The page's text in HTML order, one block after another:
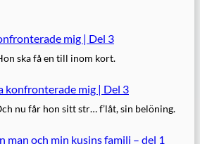
mig | Del 3
ska få en till inom kort.
konfronterade mig | Del 3
nu får hon sitt str… f’låt, sin belöning.
man och min kusins familj – del 1